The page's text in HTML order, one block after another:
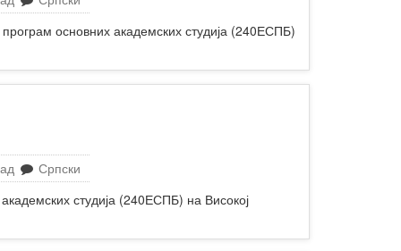
Конференција
транзиција“
Семинари одржани под
2023. години
Семинари одржани под
2024. години
основних академских студија (240ЕСПБ)
Српски
студија (240ЕСПБ) на Високој